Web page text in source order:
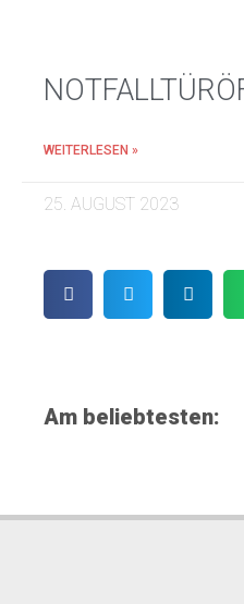
WEITERLESEN »
25. AUGUST 2023
Am beliebtesten: